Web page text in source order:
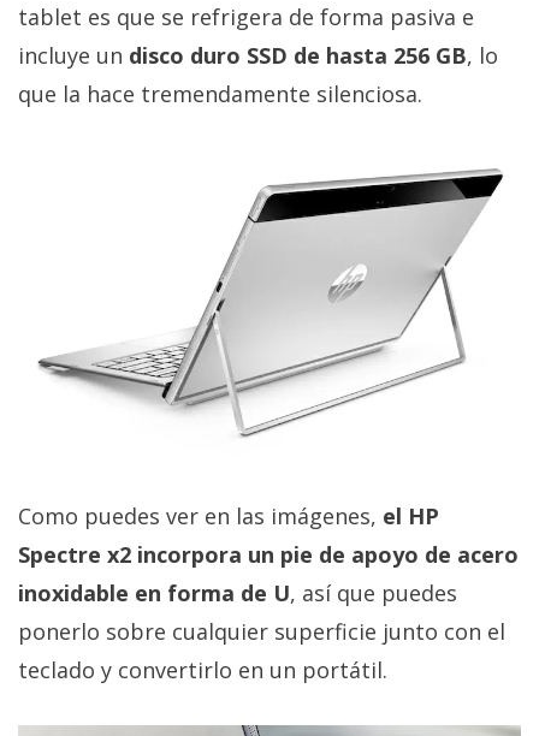
tablet es que se refrigera de forma pasiva e
incluye un disco duro SSD de hasta 256 GB, lo
que la hace tremendamente silenciosa.
Como puedes ver en las imágenes, el HP
Spectre x2 incorpora un pie de apoyo de acero
inoxidable en forma de U, así que puedes
ponerlo sobre cualquier superficie junto con el
teclado y convertirlo en un portátil.